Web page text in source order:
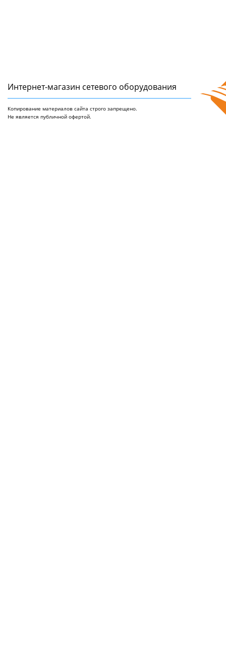
Интернет-магазин сетeвого оборудования
Копирование материалов сайта строго запрещено.
Не является публичной офертой.